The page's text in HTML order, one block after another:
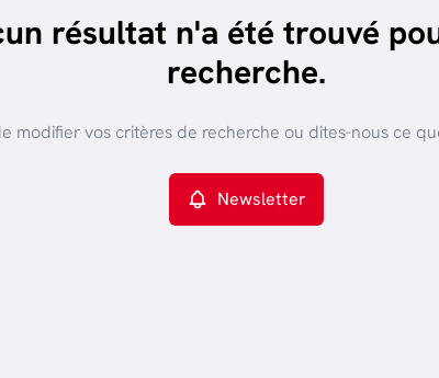
résultat n'a été trouvé
recherche.
modifier vos critères de recherche ou dites-nous ce
Newsletter